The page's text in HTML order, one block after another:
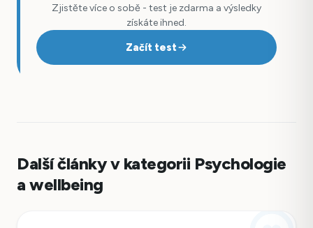
Zjistěte více o sobě - test je zdarma a výsledky
získáte ihned.
Začít test
Další články v kategorii Psychologie
a wellbeing